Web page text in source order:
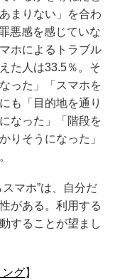
まりない」を合わ
悪感を感じていな
ホによるトラブル
た人は33.5％。そ
った」「スマホを
も「目的地を通り
なった」「階段を
りそうになった」
マホ”は、自分だ
がある。利用する
することが望まし
グ】